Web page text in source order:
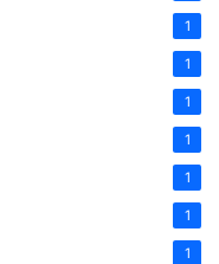
1
1
1
1
1
1
1